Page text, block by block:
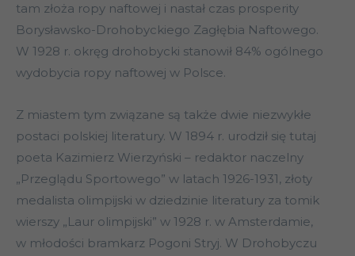
tam złoża ropy naftowej i nastał czas prosperity
Borysławsko-Drohobyckiego Zagłębia Naftowego.
W 1928 r. okręg drohobycki stanowił 84% ogólnego
wydobycia ropy naftowej w Polsce.
Z miastem tym związane są także dwie niezwykłe
postaci polskiej literatury. W 1894 r. urodził się tutaj
poeta Kazimierz Wierzyński – redaktor naczelny
„Przeglądu Sportowego” w latach 1926-1931, złoty
medalista olimpijski w dziedzinie literatury za tomik
wierszy „Laur olimpijski” w 1928 r. w Amsterdamie,
w młodości bramkarz Pogoni Stryj. W Drohobyczu